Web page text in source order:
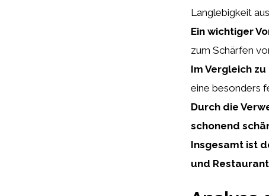
Langlebigkeit
Ein wichtiger
zum Schärfen
Im Vergleich
eine besonders
Durch die
schonend
Insgesamt ist
und